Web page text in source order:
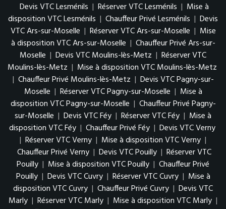
Devis VTC Lesménils | Réserver VTC Lesménils | Mise à
disposition VTC Lesménils | Chauffeur Privé Lesménils | Devis
VTC Ars-sur-Moselle | Réserver VTC Ars-sur-Moselle | Mise
à disposition VTC Ars-sur-Moselle | Chauffeur Privé Ars-sur-
Moselle | Devis VTC Moulins-lès-Metz | Réserver VTC
Moulins-lès-Metz | Mise à disposition VTC Moulins-lès-Metz
| Chauffeur Privé Moulins-lès-Metz | Devis VTC Pagny-sur-
Moselle | Réserver VTC Pagny-sur-Moselle | Mise à
disposition VTC Pagny-sur-Moselle | Chauffeur Privé Pagny-
sur-Moselle | Devis VTC Féy | Réserver VTC Féy | Mise à
disposition VTC Féy | Chauffeur Privé Féy | Devis VTC Verny
| Réserver VTC Verny | Mise à disposition VTC Verny |
Chauffeur Privé Verny | Devis VTC Pouilly | Réserver VTC
Pouilly | Mise à disposition VTC Pouilly | Chauffeur Privé
Pouilly | Devis VTC Cuvry | Réserver VTC Cuvry | Mise à
disposition VTC Cuvry | Chauffeur Privé Cuvry | Devis VTC
Marly | Réserver VTC Marly | Mise à disposition VTC Marly |